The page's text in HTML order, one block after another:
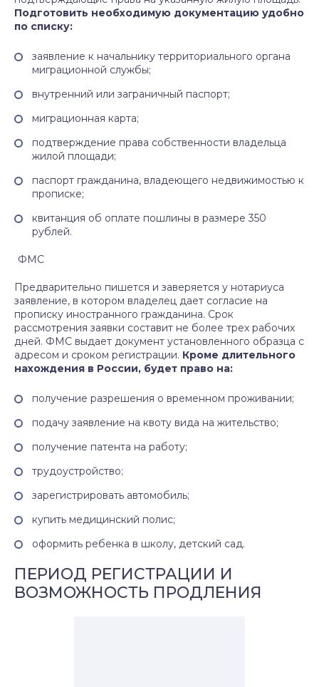
Подготовить необходимую документацию удобно
по списку:
заявление к начальнику территориального органа
миграционной службы;
внутренний или заграничный паспорт;
миграционная карта;
подтверждение права собственности владельца
жилой площади;
паспорт гражданина, владеющего недвижимостью к
прописке;
квитанция об оплате пошлины в размере 350
рублей.
ФМС
Предварительно пишется и заверяется у нотариуса
заявление, в котором владелец дает согласие на
прописку иностранного гражданина. Срок
рассмотрения заявки составит не более трех рабочих
дней. ФМС выдает документ установленного образца с
адресом и сроком регистрации. Кроме длительного
нахождения в России, будет право на:
получение разрешения о временном проживании;
подачу заявление на квоту вида на жительство;
получение патента на работу;
трудоустройство;
зарегистрировать автомобиль;
купить медицинский полис;
оформить ребенка в школу, детский сад.
ПЕРИОД РЕГИСТРАЦИИ И
ВОЗМОЖНОСТЬ ПРОДЛЕНИЯ